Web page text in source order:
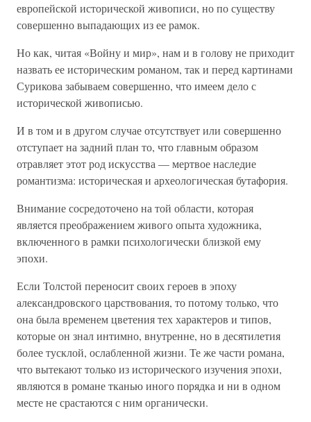
европейской исторической живописи, но по существу
совершенно выпадающих из ее рамок.
Но как, читая «Войну и мир», нам и в голову не приходит
назвать ее историческим романом, так и перед картинами
Сурикова забываем совершенно, что имеем дело с
исторической живописью.
И в том и в другом случае отсутствует или совершенно
отступает на задний план то, что главным образом
отравляет этот род искусства — мертвое наследие
романтизма: историческая и археологическая бутафория.
Внимание сосредоточено на той области, которая
является преображением живого опыта художника,
включенного в рамки психологически близкой ему
эпохи.
Если Толстой переносит своих героев в эпоху
александровского царствования, то потому только, что
она была временем цветения тех характеров и типов,
которые он знал интимно, внутренне, но в десятилетия
более тусклой, ослабленной жизни. Те же части романа,
что вытекают только из исторического изучения эпохи,
являются в романе тканью иного порядка и ни в одном
месте не срастаются с ним органически.